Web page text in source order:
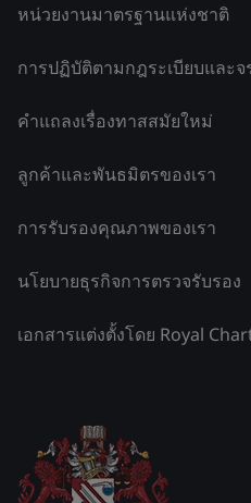
หน่วยงานมาตรฐานแห่งชาติ
การปฏิบัติตามกฎระเบียบและ
คำแถลงเรื่องทาสสมัยใหม่
ลูกค้าและพันธมิตรของเรา
การรับรองคุณภาพของเรา
นโยบายธุรกิจการตรวจรับรอง
เอกสารแต่งตั้งโดย Royal